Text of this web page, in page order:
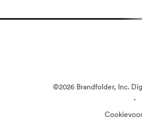
©2026 Brandfolder, Inc.
·